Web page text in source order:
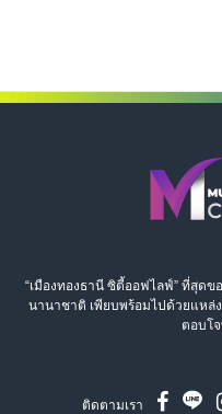
“เมืองทองธานี ซิตี้ออฟไลฟ์” ที่สุด
นานาชาติ เพียบพร้อมไปด้วยแหล่
ตอบโ
ติดตามเรา